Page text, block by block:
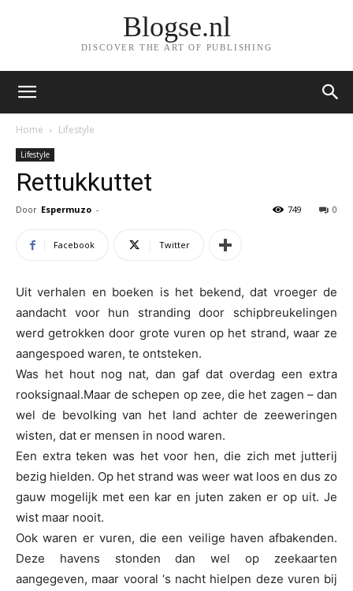
Blogse.nl
DISCOVER THE ART OF PUBLISHING
Home Lifestyle
Lifestyle
Rettukkuttet
Door Espermuzo - 0
749
Facebook Twitter
Uit verhalen en boeken is het bekend, dat vroeger de
aandacht voor hun stranding door schipbreukelingen
werd getrokken door grote vuren op het strand, waar ze
aangespoed waren, te ontsteken.
Was het hout nog nat, dan gaf dat overdag een extra
rooksignaal.Maar de schepen op zee, die het zagen – dan
wel de bevolking van het land achter de zeeweringen
wisten, dat er mensen in nood waren.
Een extra teken was het voor hen, die zich met jutterij
bezig hielden. Op het strand was weer wat loos en dus zo
gauw mogelijk met een kar en juten zaken er op uit. Je
wist maar nooit.
Ook waren er vuren, die een veilige haven afbakenden.
Deze havens stonden dan wel op zeekaarten
aangegeven, maar vooral ‘s nacht hielpen deze vuren bij